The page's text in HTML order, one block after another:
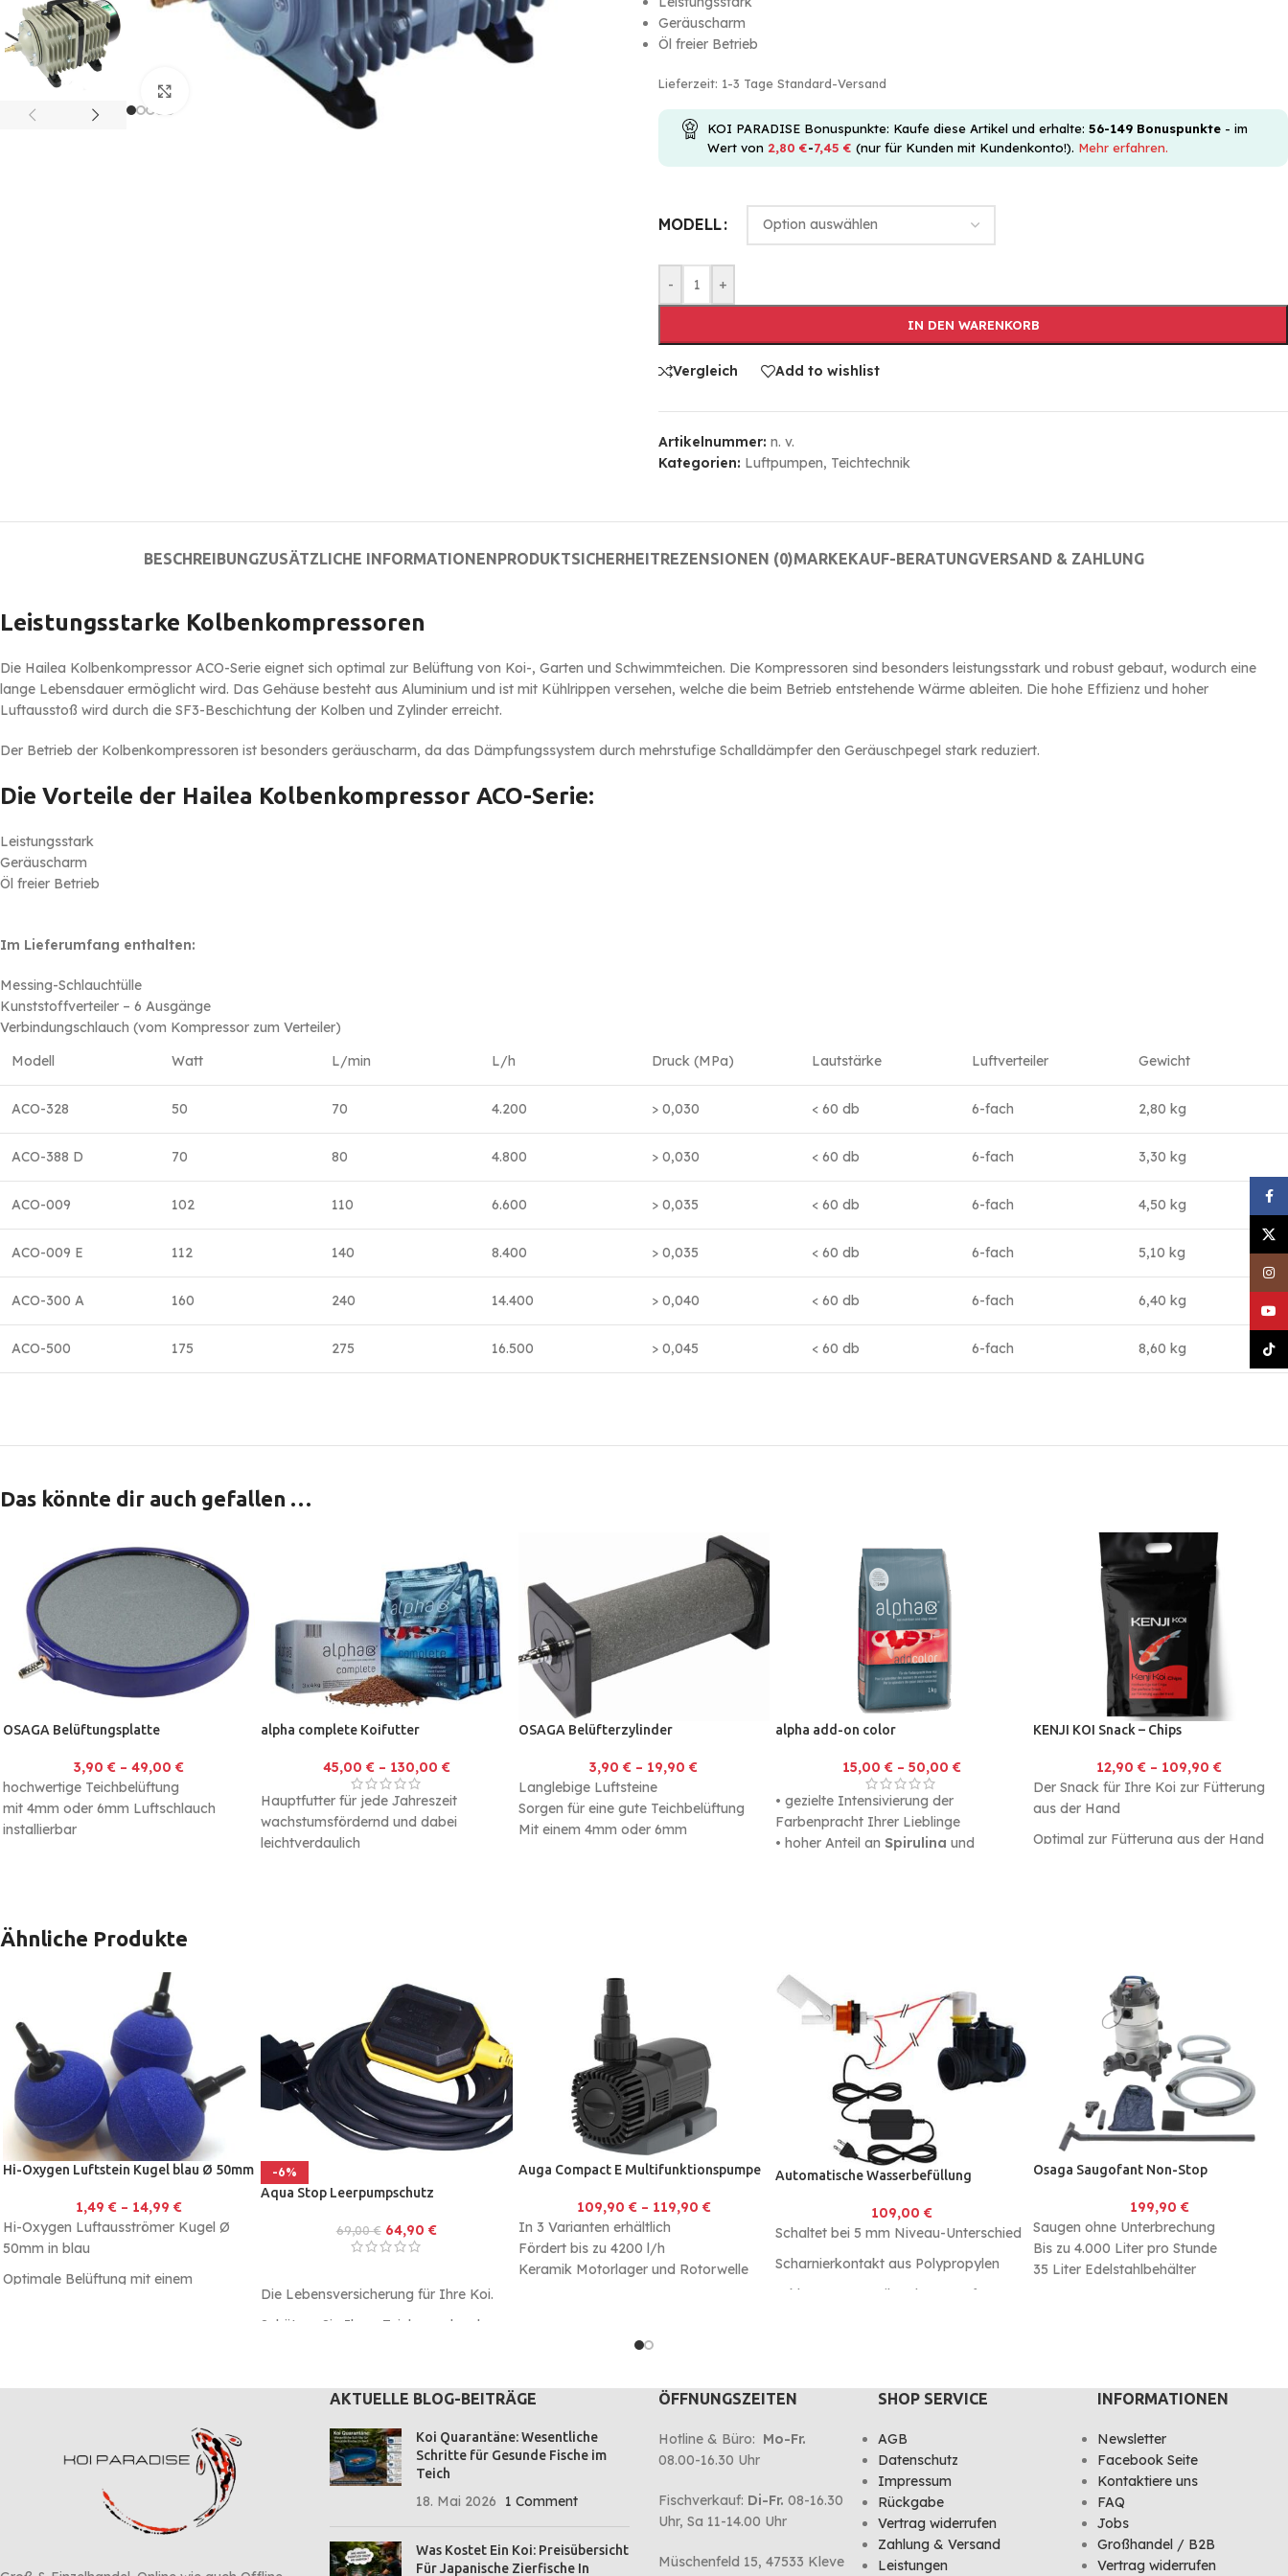
Geräuscharm
Öl freier Betrieb
Lieferzeit: 1-3 Tage Standard-Versand
KOI PARADISE Bonuspunkte: Kaufe diese Artikel und erhalte: 56-149 Bonuspunkte - im
Wert von 2,80 €-7,45 € (nur für Kunden mit Kundenkonto!). Mehr erfahren.
MODELL
- +
IN DEN WARENKORB
Vergleich Add to wishlist
Artikelnummer: n. v.
Kategorien: Luftpumpen, Teichtechnik
BESCHREIBUNGZUSÄTZLICHE INFORMATIONENPRODUKTSICHERHEITREZENSIONEN (0)MARKEKAUF-BERATUNGVERSAND & ZAHLUNG
Leistungsstarke Kolbenkompressoren
Die Hailea Kolbenkompressor ACO-Serie eignet sich optimal zur Belüftung von Koi-, Garten und Schwimmteichen. Die Kompressoren sind besonders leistungsstark und robust gebaut, wodurch eine
lange Lebensdauer ermöglicht wird. Das Gehäuse besteht aus Aluminium und ist mit Kühlrippen versehen, welche die beim Betrieb entstehende Wärme ableiten. Die hohe Effizienz und hoher
Luftausstoß wird durch die SF3-Beschichtung der Kolben und Zylinder erreicht.
Der Betrieb der Kolbenkompressoren ist besonders geräuscharm, da das Dämpfungssystem durch mehrstufige Schalldämpfer den Geräuschpegel stark reduziert.
Die Vorteile der Hailea Kolbenkompressor ACO-Serie:
Leistungsstark
Geräuscharm
Öl freier Betrieb
Im Lieferumfang enthalten:
Messing-Schlauchtülle
Kunststoffverteiler – 6 Ausgänge
Verbindungschlauch (vom Kompressor zum Verteiler)
Modell
Watt L/min L/h Druck (MPa) Lautstärke Luftverteiler Gewicht
ACO-328 50 70 4.200 > 0,030 < 60 db 6-fach 2,80 kg
ACO-388 D 70 80 4.800 > 0,030 < 60 db 6-fach 3,30 kg
ACO-009 102 110 6.600 > 0,035 < 60 db 6-fach 4,50 kg
ACO-009 E 112 140 8.400 > 0,035 < 60 db 6-fach 5,10 kg
ACO-300 A 160 240 14.400 > 0,040 < 60 db 6-fach 6,40 kg
ACO-500 175 275 16.500 > 0,045 < 60 db 6-fach 8,60 kg
Das könnte dir auch gefallen …
OSAGA Belüftungsplatte
3,90 €– 49,00 €
hochwertige Teichbelüftung
mit 4mm oder 6mm Luftschlauch
installierbar
alpha complete Koifutter
45,00 €– 130,00 €
Hauptfutter für jede Jahreszeit
wachstumsfördernd und dabei
leichtverdaulich
OSAGA Belüfterzylinder
3,90€ – 19,90€
Langlebige Luftsteine
Sorgen für eine gute Teichbelüftung
Mit einem 4mm oder 6mm
alpha add-on color
15,00 €– 50,00 €
• gezielte Intensivierung der
Farbenpracht Ihrer Lieblinge
• hoher Anteil an Spirulina und
KENJI KOI Snack – Chips
12,90€ – 109,90€
Der Snack für Ihre Koi zur Fütterung
aus der Hand
Optimal zur Fütterung aus der Hand
Ähnliche Produkte
Hi-Oxygen Luftstein Kugel blau Ø 50mm
1,49 €– 14,99 €
Hi-Oxygen Luftausströmer Kugel Ø
50mm in blau
Optimale Belüftung mit einem
-6%
Aqua Stop Leerpumpschutz
69,00€ 64,90 €
Die Lebensversicherung für Ihre Koi.
Schützen Sie Ihren Teich vor dem leer
Auga Compact E Multifunktionspumpe
109,90 €– 119,90 €
In 3 Varianten erhältlich
Fördert bis zu 4200 l/h
Keramik Motorlager und Rotorwelle
Automatische Wasserbefüllung
109,00 €
Schaltet bei 5 mm Niveau-Unterschied
Scharnierkontakt aus Polypropylen
Inkl. Magnetventil und 24V Trafo.
Osaga Saugofant Non-Stop
199,90 €
Saugen ohne Unterbrechung
Bis zu 4.000 Liter pro Stunde
35 Liter Edelstahlbehälter
AKTUELLE BLOG-BEITRÄGE
Koi Quarantäne: Wesentliche
Schritte für Gesunde Fische im
Teich
18. Mai 2026 1 Comment
Was Kostet Ein Koi: Preisübersicht
Für Japanische Zierfische In
ÖFFNUNGSZEITEN
Hotline & Büro: Mo-Fr.
08.00-16.30 Uhr
Fischverkauf: Di-Fr. 08-16.30
Uhr, Sa 11-14.00 Uhr
Müschenfeld 15, 47533 Kleve
SHOP SERVICE
AGB
Datenschutz
Impressum
Rückgabe
Vertrag widerrufen
Zahlung & Versand
Leistungen
INFORMATIONEN
Newsletter
Facebook Seite
Kontaktiere uns
FAQ
Jobs
Großhandel / B2B
Vertrag widerrufen